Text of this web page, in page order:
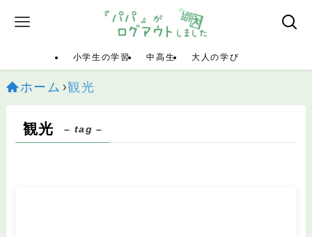
小学生の学習 中高生 大人の学び
ホーム 観光
観光 – tag –